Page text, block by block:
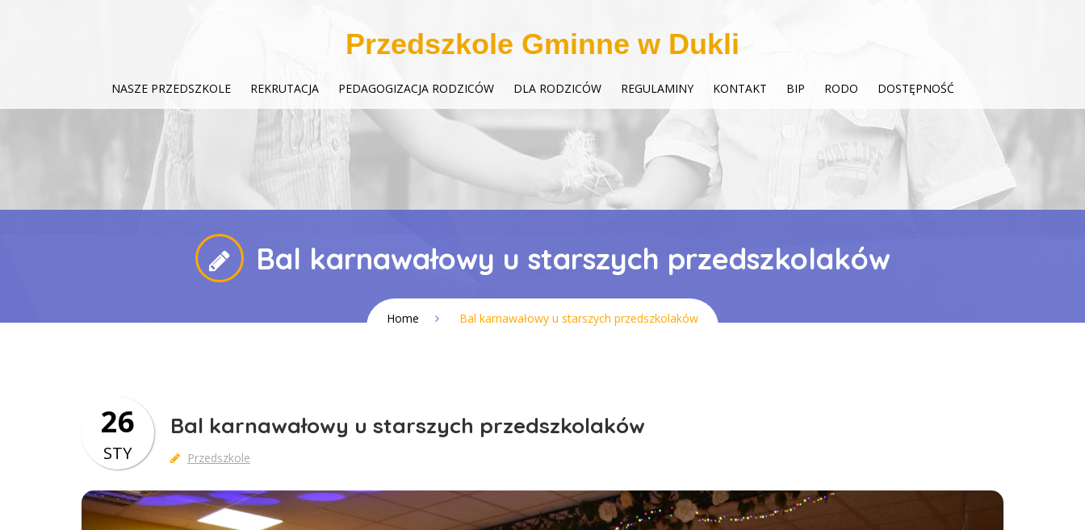
Przedszkole Gminne w Dukli
NASZE PRZEDSZKOLE REKRUTACJA PEDAGOGIZACJA RODZICÓW DLA RODZICÓW REGULAMINY KONTAKT BIP RODO DOSTĘPNOŚĆ
Bal karnawałowy u starszych przedszkolaków
Home Bal karnawałowy u starszych przedszkolaków
Bal karnawałowy u starszych przedszkolaków
Przedszkole
26
STY